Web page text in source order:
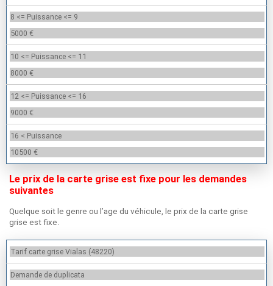
8 <= Puissance <= 9
5000 €
10 <= Puissance <= 11
8000 €
12 <= Puissance <= 16
9000 €
16 < Puissance
10500 €
Le prix de la carte grise est fixe pour les demandes
suivantes
Quelque soit le genre ou l’age du véhicule, le prix de la carte grise
grise est fixe.
Tarif carte grise Vialas (48220)
Demande de duplicata